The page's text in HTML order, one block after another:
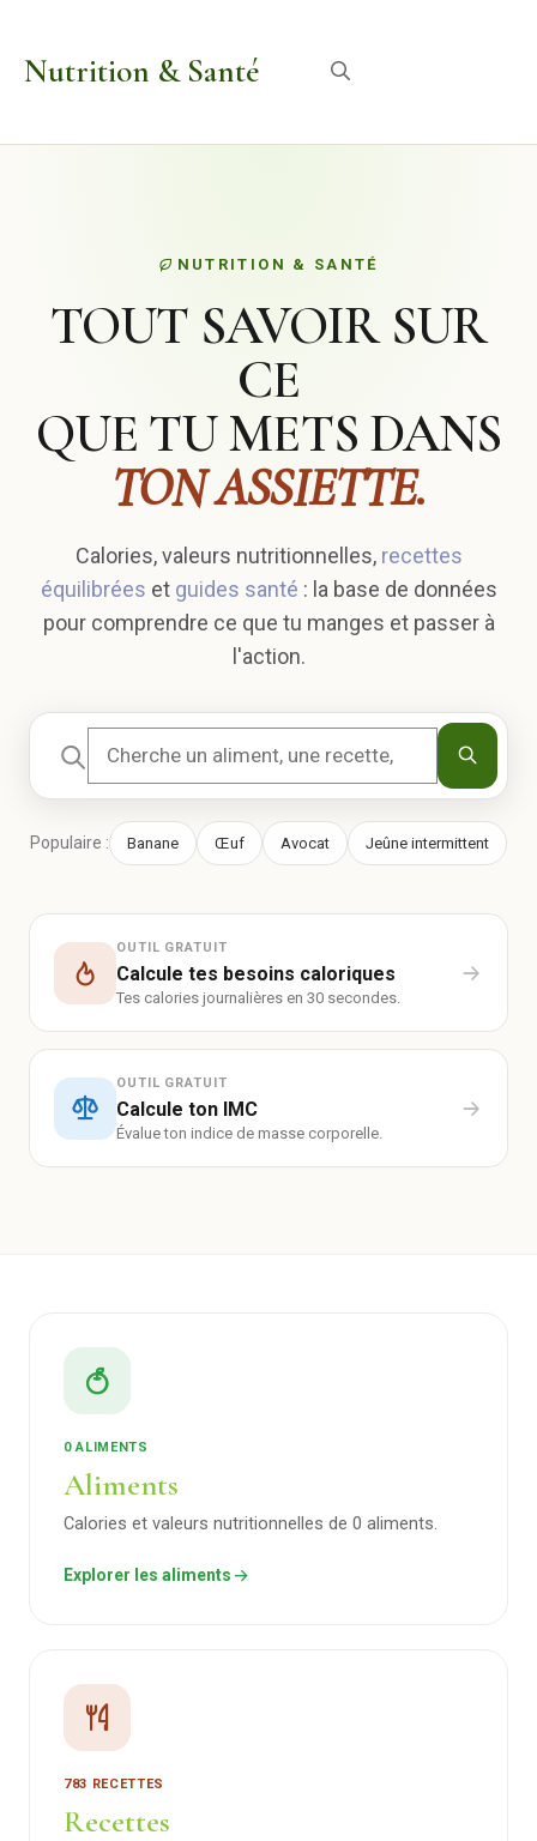
Nutrition & Santé
NUTRITION & SANTÉ
TOUT SAVOIR SUR
CE
QUE TU METS DANS
TON ASSIETTE.
Calories, valeurs nutritionnelles, recettes
équilibrées et guides santé : la base de données
pour comprendre ce que tu manges et passer à
l'action.
Populaire : Banane Œuf Avocat Jeûne intermittent
OUTIL GRATUIT
Calcule tes besoins caloriques
Tes calories journalières en 30 secondes.
OUTIL GRATUIT
Calcule ton IMC
Évalue ton indice de masse corporelle.
0 ALIMENTS
Aliments
Calories et valeurs nutritionnelles de 0 aliments.
Explorer les aliments
783 RECETTES
Recettes